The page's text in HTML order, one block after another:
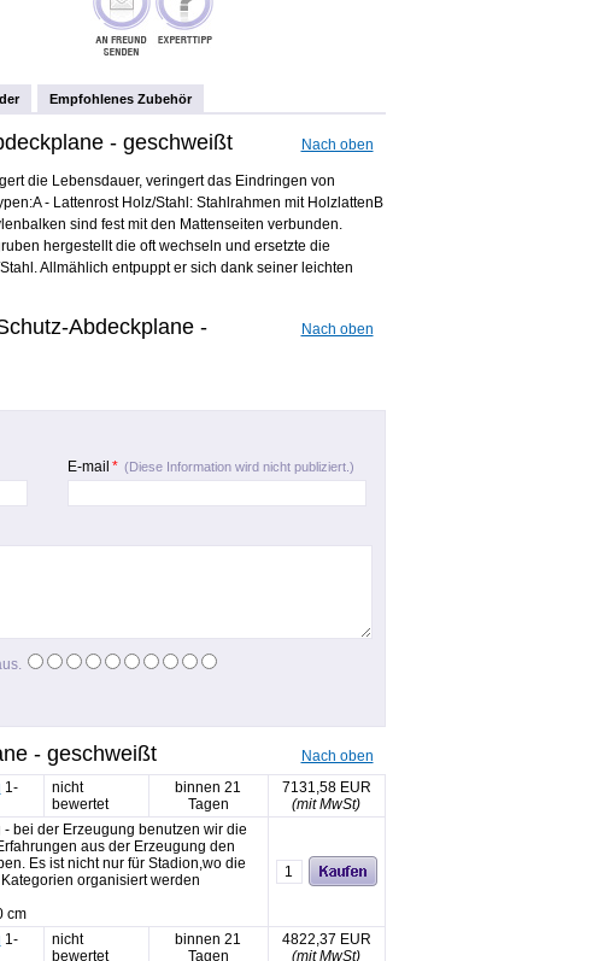
Empfohlenes Zubehör
Nach oben
- geschweißt
die Lebensdauer, veringert das Eindringen von
- Lattenrost Holz/Stahl: Stahlrahmen mit HolzlattenB
sind fest mit den Mattenseiten verbunden.
hergestellt die oft wechseln und ersetzte die
Allmählich entpuppt er sich dank seiner leichten
Nach oben
Abdeckplane -
E-mail * (Diese Information wird nicht publiziert.)
Nach oben
- geschweißt
1-
nicht
bewertet
binnen 21
Tagen
7131,58 EUR
(mit MwSt)
bei der Erzeugung benutzen wir die
aus der Erzeugung den
Es ist nicht nur für Stadion,wo die
organisiert werden
cm
1-
nicht
bewertet
binnen 21
Tagen
4822,37 EUR
(mit MwSt)